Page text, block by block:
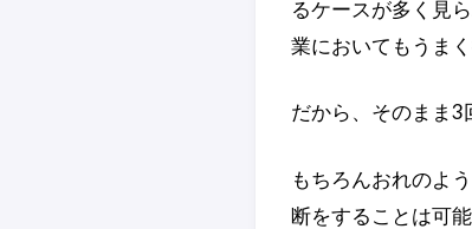
るケースが多く見
業においてもうまく
だから、そのまま3
もちろんおれのよ
断をすることは可